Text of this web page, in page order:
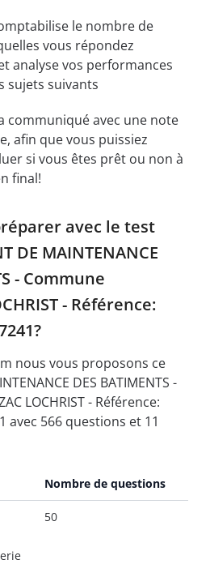
le nombre de
vous répondez
analyse vos performances
sujets suivants
communiqué avec une note
afin que vous puissiez
si vous êtes prêt ou non à
final!
avec le test
DE MAINTENANCE
- Commune
- Référence:
nous vous proposons ce
DES BATIMENTS -
LOCHRIST - Référence:
avec 566 questions et 11
Nombre de questions
50